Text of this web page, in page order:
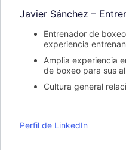
Javier Sánchez –
Entrenador de
experiencia
Amplia experiencia
de boxeo para sus
Cultura general
Perfil de LinkedIn